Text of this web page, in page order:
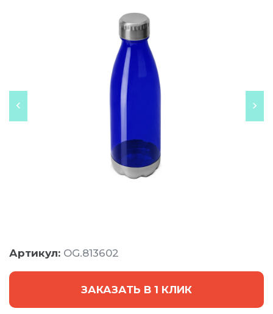
Артикул: OG.813602
ЗАКАЗАТЬ В 1 КЛИК